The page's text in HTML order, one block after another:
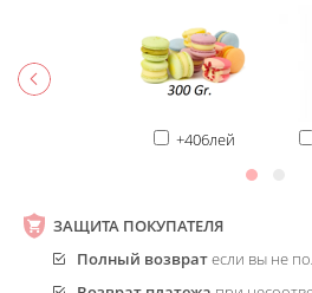
+406лей
ЗАЩИТА ПОКУПАТЕЛЯ
Полный возвратесли вы не